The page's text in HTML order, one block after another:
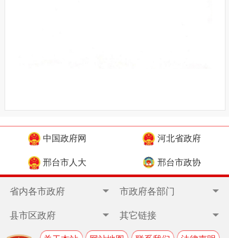
中国政府网 河北省政府
邢台市人大 邢台市政协
省内各市政府 市政府各部门
县市区政府 其它链接